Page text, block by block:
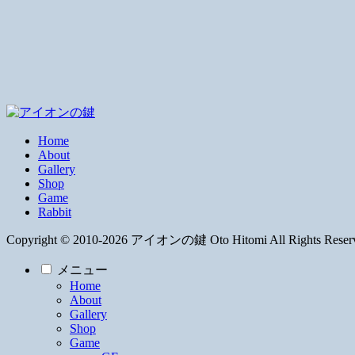
Home
About
Gallery
Shop
Game
Rabbit
Copyright © 2010-2026 アイオンの鍵 Oto Hitomi All Rights
メニュー
Home
About
Gallery
Shop
Game